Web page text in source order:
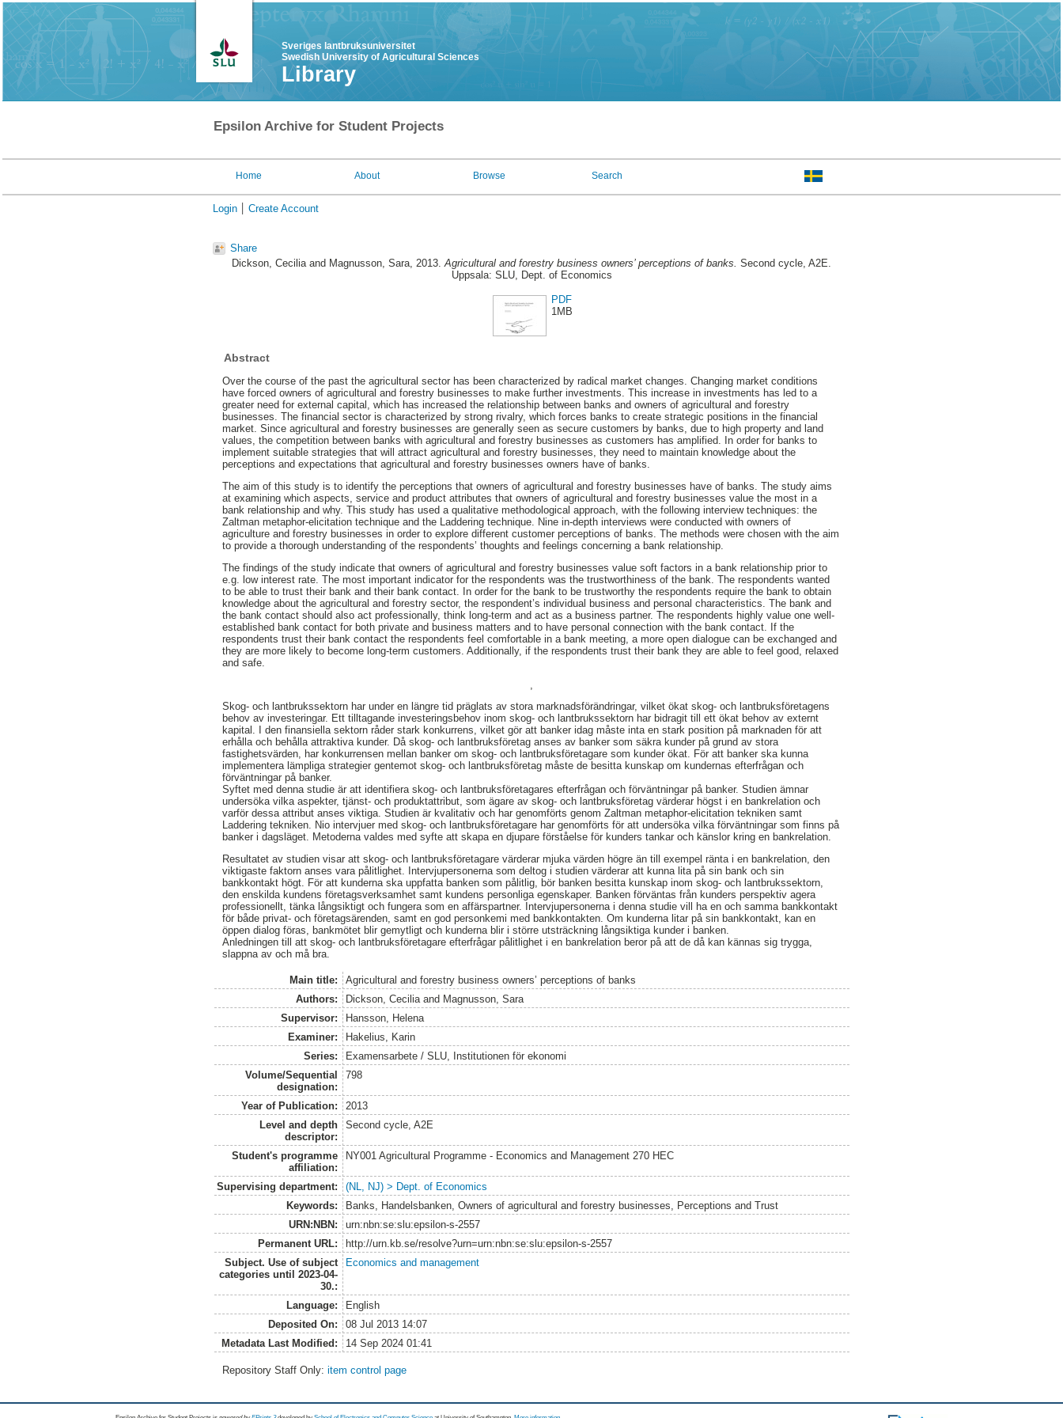
Sveriges lantbruksuniversitet
Swedish University of Agricultural Sciences
Library
Epsilon Archive for Student Projects
Home About Browse Search
Login Create Account
Share
Dickson, Ceciliaand Magnusson, Sara, 2013.Agricultural and forestry business owners’ perceptions of banks. Second cycle, A2E.
Uppsala: SLU, Dept. of Economics
PDF
1MB
Abstract
Over the course of the past the agricultural sector has been characterized by radical market changes. Changing market conditions
have forced owners of agricultural and forestry businesses to make further investments. This increase in investments has led to a
greater need for external capital, which has increased the relationship between banks and owners of agricultural and forestry
businesses. The financial sector is characterized by strong rivalry, which forces banks to create strategic positions in the financial
market. Since agricultural and forestry businesses are generally seen as secure customers by banks, due to high property and land
values, the competition between banks with agricultural and forestry businesses as customers has amplified. In order for banks to
implement suitable strategies that will attract agricultural and forestry businesses, they need to maintain knowledge about the
perceptions and expectations that agricultural and forestry businesses owners have of banks.
The aim of this study is to identify the perceptions that owners of agricultural and forestry businesses have of banks. The study aims
at examining which aspects, service and product attributes that owners of agricultural and forestry businesses value the most in a
bank relationship and why. This study has used a qualitative methodological approach, with the following interview techniques: the
Zaltman metaphor-elicitation technique and the Laddering technique. Nine in-depth interviews were conducted with owners of
agriculture and forestry businesses in order to explore different customer perceptions of banks. The methods were chosen with the aim
to provide a thorough understanding of the respondents’ thoughts and feelings concerning a bank relationship.
The findings of the study indicate that owners of agricultural and forestry businesses value soft factors in a bank relationship prior to
e.g. low interest rate. The most important indicator for the respondents was the trustworthiness of the bank. The respondents wanted
to be able to trust their bank and their bank contact. In order for the bank to be trustworthy the respondents require the bank to obtain
knowledge about the agricultural and forestry sector, the respondent’s individual business and personal characteristics. The bank and
the bank contact should also act professionally, think long-term and act as a business partner. The respondents highly value one well-
established bank contact for both private and business matters and to have personal connection with the bank contact. If the
respondents trust their bank contact the respondents feel comfortable in a bank meeting, a more open dialogue can be exchanged and
they are more likely to become long-term customers. Additionally, if the respondents trust their bank they are able to feel good, relaxed
and safe.
Skog- och lantbrukssektorn har under en längre tid präglats av stora marknadsförändringar, vilket ökat skog- och lantbruksföretagens
behov av investeringar. Ett tilltagande investeringsbehov inom skog- och lantbrukssektorn har bidragit till ett ökat behov av externt
kapital. I den finansiella sektorn råder stark konkurrens, vilket gör att banker idag måste inta en stark position på marknaden för att
erhålla och behålla attraktiva kunder. Då skog- och lantbruksföretag anses av banker som säkra kunder på grund av stora
fastighetsvärden, har konkurrensen mellan banker om skog- och lantbruksföretagare som kunder ökat. För att banker ska kunna
implementera lämpliga strategier gentemot skog- och lantbruksföretag måste de besitta kunskap om kundernas efterfrågan och
förväntningar på banker.
Syftet med denna studie är att identifiera skog- och lantbruksföretagares efterfrågan och förväntningar på banker. Studien ämnar
undersöka vilka aspekter, tjänst- och produktattribut, som ägare av skog- och lantbruksföretag värderar högst i en bankrelation och
varför dessa attribut anses viktiga. Studien är kvalitativ och har genomförts genom Zaltman metaphor-elicitation tekniken samt
Laddering tekniken. Nio intervjuer med skog- och lantbruksföretagare har genomförts för att undersöka vilka förväntningar som finns på
banker i dagsläget. Metoderna valdes med syfte att skapa en djupare förståelse för kunders tankar och känslor kring en bankrelation.
Resultatet av studien visar att skog- och lantbruksföretagare värderar mjuka värden högre än till exempel ränta i en bankrelation, den
viktigaste faktorn anses vara pålitlighet. Intervjupersonerna som deltog i studien värderar att kunna lita på sin bank och sin
bankkontakt högt. För att kunderna ska uppfatta banken som pålitlig, bör banken besitta kunskap inom skog- och lantbrukssektorn,
den enskilda kundens företagsverksamhet samt kundens personliga egenskaper. Banken förväntas från kunders perspektiv agera
professionellt, tänka långsiktigt och fungera som en affärspartner. Intervjupersonerna i denna studie vill ha en och samma bankkontakt
för både privat- och företagsärenden, samt en god personkemi med bankkontakten. Om kunderna litar på sin bankkontakt, kan en
öppen dialog föras, bankmötet blir gemytligt och kunderna blir i större utsträckning långsiktiga kunder i banken.
Anledningen till att skog- och lantbruksföretagare efterfrågar pålitlighet i en bankrelation beror på att de då kan kännas sig trygga,
slappna av och må bra.
Main title:
Agricultural and forestry business owners’ perceptions of banks
Authors:
Dickson, Ceciliaand Magnusson, Sara
Supervisor:
Hansson, Helena
Examiner:
Hakelius, Karin
Series:
Examensarbete / SLU, Institutionen för ekonomi
Volume/Sequential
designation:
798
Year of Publication:
2013
Level and depth
descriptor:
Second cycle, A2E
Student's programme
affiliation:
NY001 Agricultural Programme - Economics and Management 270 HEC
Supervising department:
(NL, NJ) > Dept. of Economics
Keywords:
Banks, Handelsbanken, Owners of agricultural and forestry businesses, Perceptions and Trust
URN:NBN:
urn:nbn:se:slu:epsilon-s-2557
Permanent URL:
http://urn.kb.se/resolve?urn=urn:nbn:se:slu:epsilon-s-2557
Subject. Use of subject
categories until 2023-04-
30.:
Economics and management
Language:
English
Deposited On:
08 Jul 2013 14:07
Metadata Last Modified:
14 Sep 2024 01:41
Repository Staff Only:item control page